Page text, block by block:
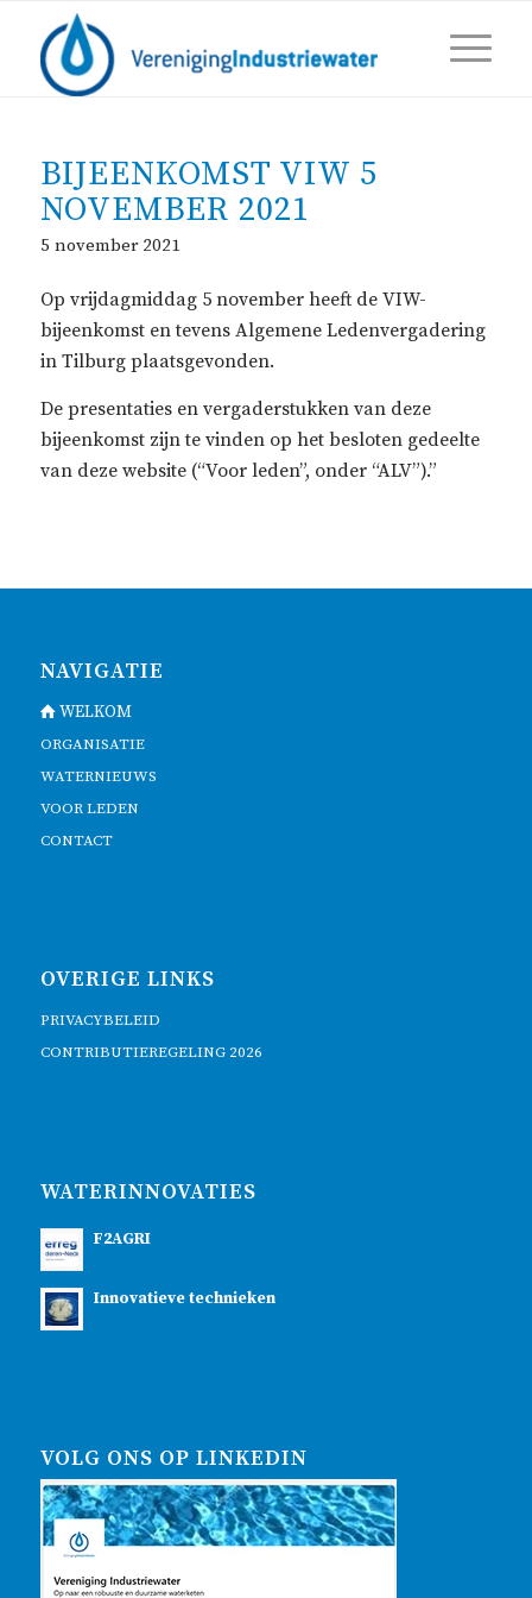
BIJEENKOMST VIW 5
NOVEMBER 2021
5 november 2021
Op vrijdagmiddag 5 november heeft de VIW-
bijeenkomst en tevens Algemene Ledenvergadering
in Tilburg plaatsgevonden.
De presentaties en vergaderstukken van deze
bijeenkomst zijn te vinden op het besloten gedeelte
van deze website (“Voor leden”, onder “ALV”).”
NAVIGATIE
WELKOM
ORGANISATIE
WATERNIEUWS
VOOR LEDEN
CONTACT
OVERIGE LINKS
PRIVACYBELEID
CONTRIBUTIEREGELING 2026
WATERINNOVATIES
F2AGRI
Innovatieve technieken
VOLG ONS OP LINKEDIN